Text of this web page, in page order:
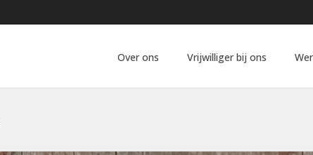
Over ons Vrijwilliger bij ons